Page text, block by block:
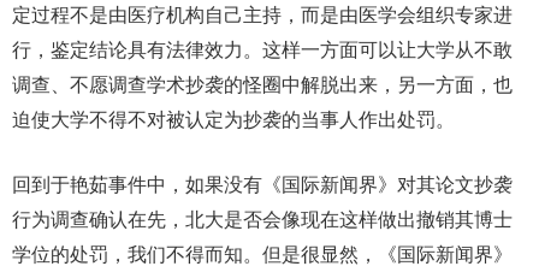
定过程不是由医疗机构自己主持，而是由医学会组织专家进
行，鉴定结论具有法律效力。这样一方面可以让大学从不敢
调查、不愿调查学术抄袭的怪圈中解脱出来，另一方面，也
迫使大学不得不对被认定为抄袭的当事人作出处罚。
回到于艳茹事件中，如果没有《国际新闻界》对其论文抄袭
行为调查确认在先，北大是否会像现在这样做出撤销其博士
学位的处罚，我们不得而知。但是很显然，《国际新闻界》